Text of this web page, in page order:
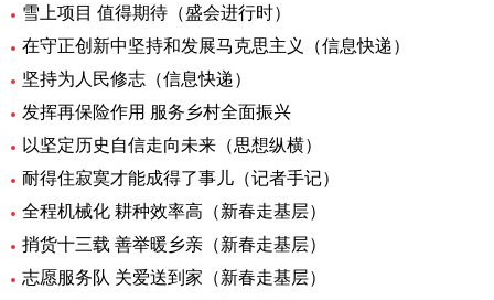
雪上项目 值得期待（盛会进行时）
在守正创新中坚持和发展马克思主义（信息快递）
坚持为人民修志（信息快递）
发挥再保险作用 服务乡村全面振兴
以坚定历史自信走向未来（思想纵横）
耐得住寂寞才能成得了事儿（记者手记）
全程机械化 耕种效率高（新春走基层）
捎货十三载 善举暖乡亲（新春走基层）
志愿服务队 关爱送到家（新春走基层）